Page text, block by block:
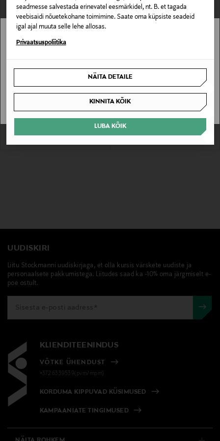
seadmesse salvestada erinevatel eesmärkidel, nt. B. et tagada
veebisaidi nõuetekohane toimimine. Saate oma küpsiste seadeid
igal ajal muuta selle lehe allosas.
Privaatsuspoliitika
NÄITA DETAILE
KINNITA KÕIK
LUBA KÕIK
287,00 €
Kleit Basic Tank
211,00 €
UUDISKIRI
Liitu Stockmanni uudiskirjaga, et olla kursis värskete uudiste ja
personaalsete pakkumistega. Liitudes saad ka -10% oma järgmiselt e-
poe ostult.
KLIENDITEENINDUS
VÕTKE ÜHENDUST
+372 6339539(pvm/mpm)
KORDUMA KIPPUVAD KÜSIMUSED
KAMPAANIATE TINGIMUSED
Stockmann pole Sinu riigis saadaval.
SAAN ARU